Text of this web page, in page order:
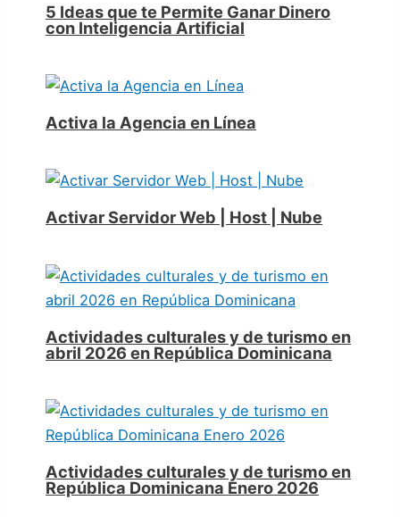
5 Ideas que te Permite Ganar Dinero
con Inteligencia Artificial
Activa la Agencia en Línea
Activar Servidor Web | Host | Nube
Actividades culturales y de turismo en
abril 2026 en República Dominicana
Actividades culturales y de turismo en
República Dominicana Enero 2026